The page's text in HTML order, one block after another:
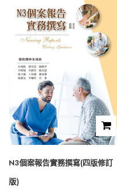
N3個案報告實務撰寫(四版修訂
版)